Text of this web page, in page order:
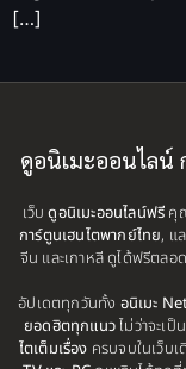
[…]
ดูอนิเมะออนไลน์
เว็บดูอนิเมะออนไลน์ฟรี คุ
การ์ตูนเฮนไตพากย์ไทย, แ
จีน และเกาหลี ดูได้ฟรีตลอ
อัปเดตทุกวันทั้ง อนิเมะ
ยอดฮิตทุกแนวไม่ว่าจะเป็น
ไตเต็มเรื่อง ครบจบในเว็